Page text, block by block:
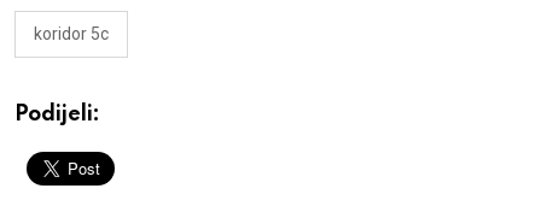
koridor 5c
Podijeli: